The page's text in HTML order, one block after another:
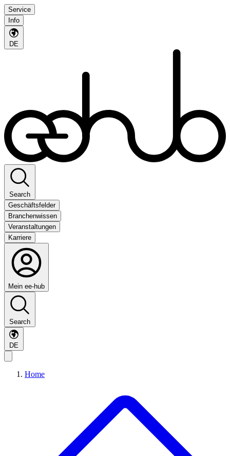
Service
Info
DE
Search
Geschäftsfelder
Branchenwissen
Veranstaltungen
Karriere
Mein ee-hub
Search
DE
Home